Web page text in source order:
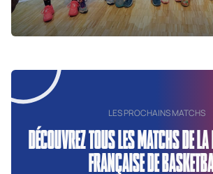
LES PROCHAINS MATCHS
DÉCOUVREZ TOUS LES MATCHS DE
FRANÇAISE DE